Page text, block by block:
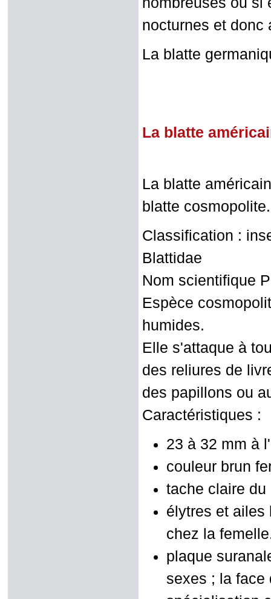
nocturnes et donc
La blatte
La blatte
La blatte
blatte cosmopolite.
Classification :
Blattidae
Nom scientifique
Espèce
humides.
Elle s'attaque à
des reliures de
des papillons ou
Caractéristiques :
23 à 32 mm à
couleur brun
tache claire du
élytres et ailes
chez la
plaque
sexes ; la face